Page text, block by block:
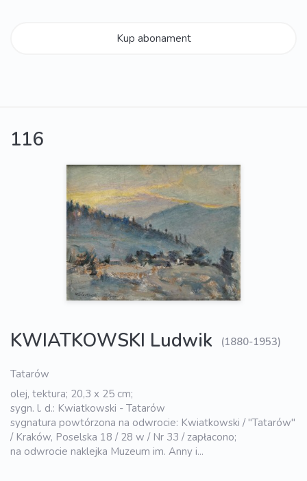
Kup abonament
116
KWIATKOWSKI Ludwik (1880-1953)
Tatarów
olej, tektura; 20,3 x 25 cm;
sygn. l. d.: Kwiatkowski - Tatarów
sygnatura powtórzona na odwrocie: Kwiatkowski / "Tatarów"
/ Kraków, Poselska 18 / 28 w / Nr 33 / zapłacono;
na odwrocie naklejka Muzeum im. Anny i...